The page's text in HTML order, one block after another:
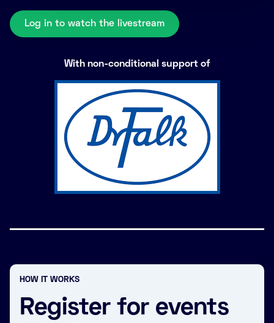
Log in to watch the livestream
With non-conditional support of
HOW IT WORKS
Register for events